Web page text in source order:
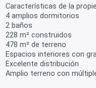
Características de la
4 amplios dormitorios
2 baños
228 m² construidos
478 m² de terreno
Espacios interiores con
Excelente distribución
Amplio terreno con